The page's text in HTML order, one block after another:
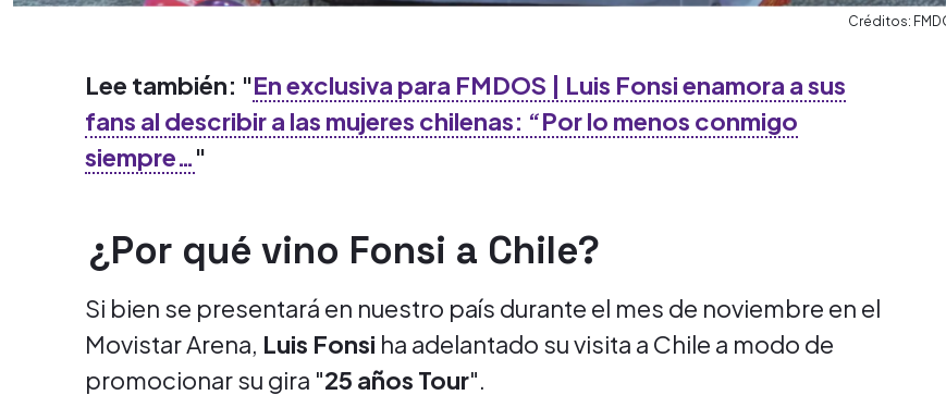
Créditos:
Lee también: "En exclusiva para FMDOS | Luis Fonsi enamora a sus
fans al describir a las mujeres chilenas: “Por lo menos conmigo
siempre…"
¿Por qué vino Fonsi a Chile?
Si bien se presentará en nuestro país durante el mes de noviembre en el
Movistar Arena, Luis Fonsi ha adelantado su visita a Chile a modo de
promocionar su gira "25 años Tour".